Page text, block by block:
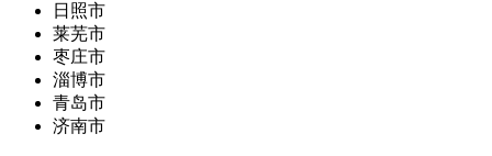
日照市
莱芜市
枣庄市
淄博市
青岛市
济南市